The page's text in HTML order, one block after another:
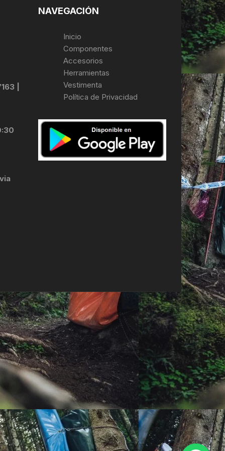
|
NAVEGACIÓN
Inicio
Componentes
Accesorios
Herramientas
Vestimenta
Política de Privacidad